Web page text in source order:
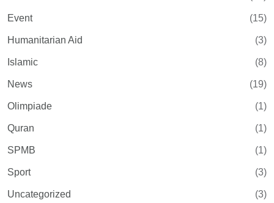
Event (15)
Humanitarian Aid (3)
Islamic (8)
News (19)
Olimpiade (1)
Quran (1)
SPMB (1)
Sport (3)
Uncategorized (3)